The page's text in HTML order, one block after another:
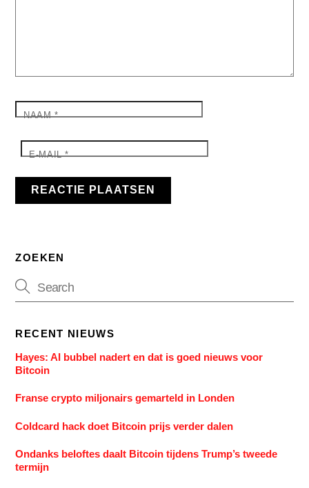
NAAM*
E-MAIL*
ZOEKEN
RECENT NIEUWS
Hayes: AI bubbel nadert en dat is goed nieuws voor
Bitcoin
Franse crypto miljonairs gemarteld in Londen
Coldcard hack doet Bitcoin prijs verder dalen
Ondanks beloftes daalt Bitcoin tijdens Trump’s tweede
termijn